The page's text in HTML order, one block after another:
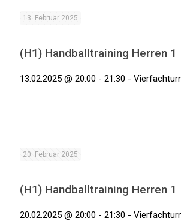
13. Februar 2025
(H1) Handballtraining Herren 1
13.02.2025 @ 20:00 - 21:30 -
20. Februar 2025
(H1) Handballtraining Herren 1
20.02.2025 @ 20:00 - 21:30 -